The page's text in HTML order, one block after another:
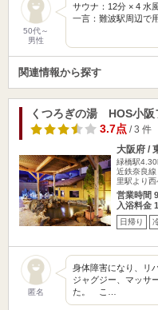
50代～
男性
サウナ：12分 × 4 水
一言：難波駅周辺で
関連情報から探す
くつろぎの湯 HOS小阪
3.7点/ 3 件
大阪府 /
緑橋駅
近鉄奈良
里駅より西
営業時間
入浴料金
日帰り
匿名
身体障害になり、リ
ジャグジー、マッサ
た。 こ…